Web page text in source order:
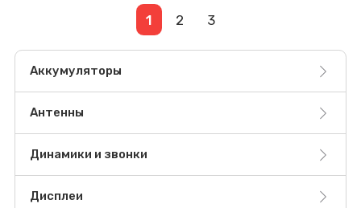
1 2 3
Аккумуляторы
Антенны
Динамики и звонки
Дисплеи